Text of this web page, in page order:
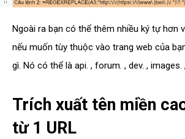
Ngoài ra bạn có thể thêm nhiều ký tự hơn
nếu muốn tùy thuộc vào trang web của
gì. Nó có thể là api. , forum. , dev. , images.
Trích xuất tên miền
từ 1 URL